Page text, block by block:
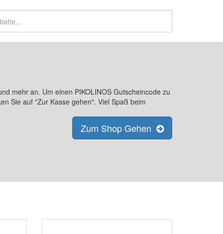
mehr an. Um einen PIKOLINOS Gutscheincode zu
Sie auf "Zur Kasse gehen". Viel Spaß beim
Zum Shop Gehen